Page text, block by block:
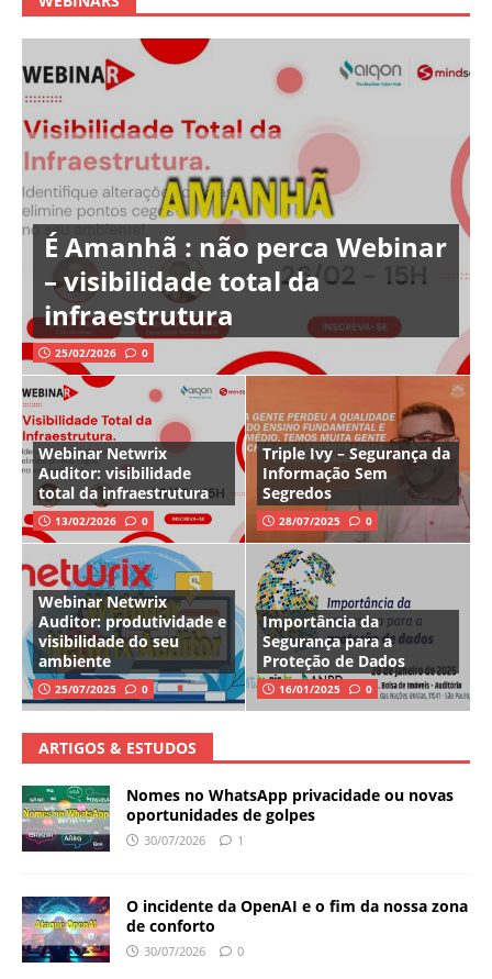
É Amanhã : não perca Webinar
– visibilidade total da
infraestrutura
25/02/2026 0
Webinar Netwrix
Auditor: visibilidade
total da infraestrutura
13/02/2026 0
Triple Ivy – Segurança da
Informação Sem
Segredos
28/07/2025 0
Webinar Netwrix
Auditor: produtividade e
visibilidade do seu
ambiente
25/07/2025 0
Importância da
Segurança para a
Proteção de Dados
16/01/2025 0
ARTIGOS & ESTUDOS
Nomes no WhatsApp privacidade ou novas
oportunidades de golpes
30/07/2026 1
O incidente da OpenAI e o fim da nossa zona
de conforto
30/07/2026 0